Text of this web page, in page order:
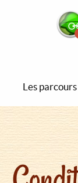
Les parcours